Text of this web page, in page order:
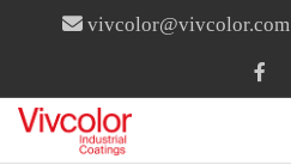
vivcolor@vivcolor.com